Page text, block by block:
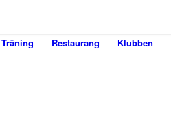
Träning Restaurang Klubben